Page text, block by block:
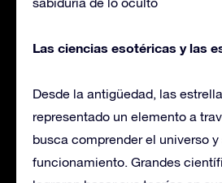
Las ciencias esotéricas y las
Desde la antigüedad, las
representado un elemento a
busca comprender el universo y
funcionamiento. Grandes